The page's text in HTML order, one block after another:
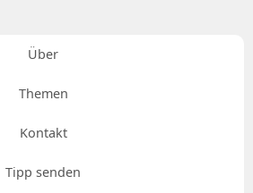
Über
Themen
Kontakt
Tipp senden